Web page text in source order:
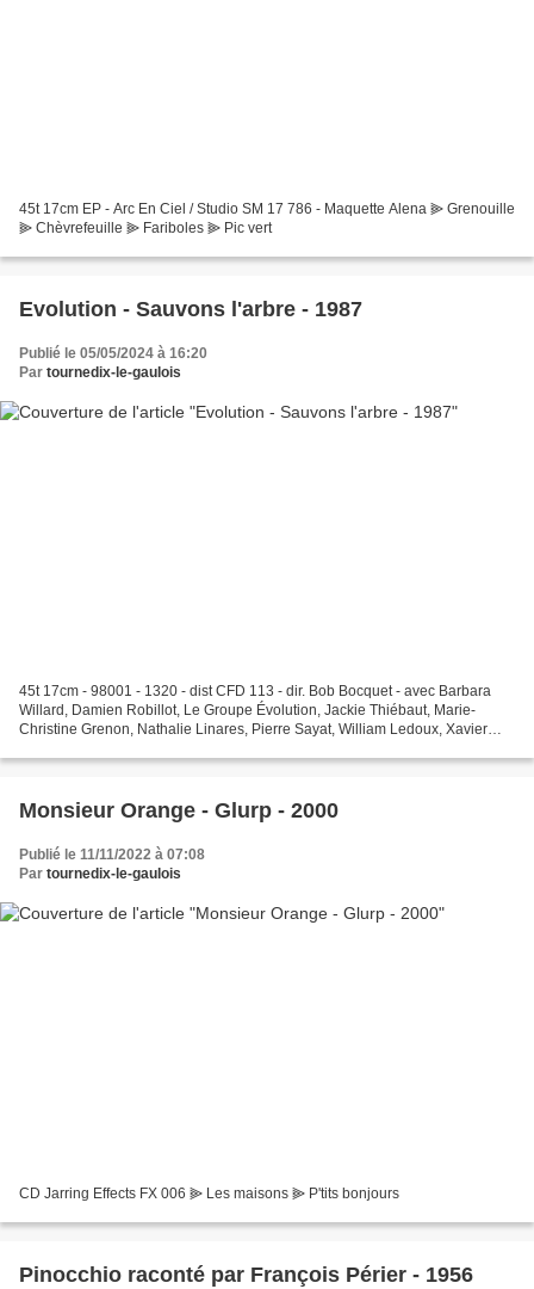
45t 17cm EP - Arc En Ciel / Studio SM 17 786 - Maquette Alena ⫸ Grenouille
⫸ Chèvrefeuille ⫸ Fariboles ⫸ Pic vert
Evolution - Sauvons l'arbre - 1987
Publié le 05/05/2024 à 16:20
Par tournedix-le-gaulois
45t 17cm - 98001 - 1320 - dist CFD 113 - dir. Bob Bocquet - avec Barbara
Willard, Damien Robillot, Le Groupe Évolution, Jackie Thiébaut, Marie-
Christine Grenon, Nathalie Linares, Pierre Sayat, William Ledoux, Xavier
Monsieur Orange - Glurp - 2000
Publié le 11/11/2022 à 07:08
Par tournedix-le-gaulois
CD Jarring Effects FX 006 ⫸ Les maisons ⫸ P'tits bonjours
Pinocchio raconté par François Périer - 1956